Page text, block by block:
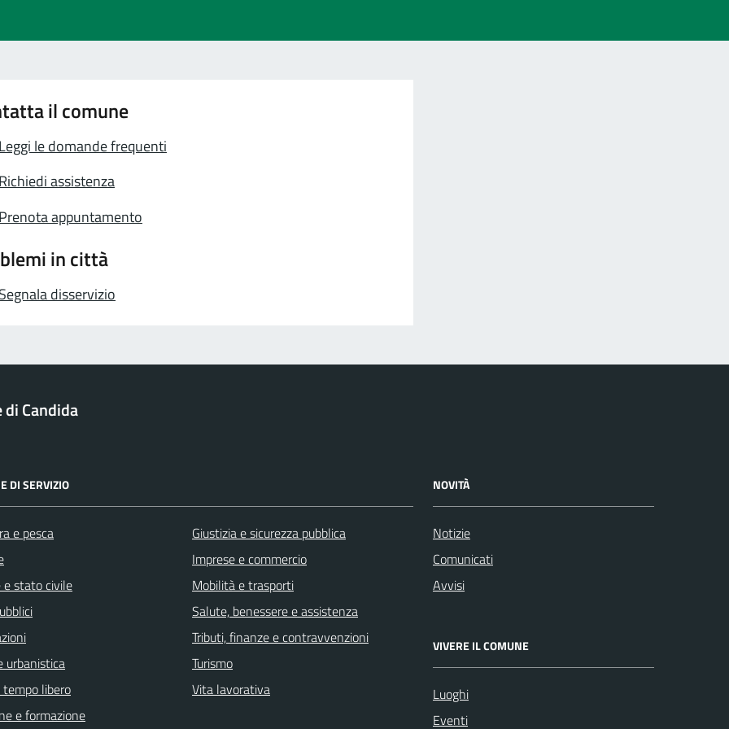
il comune
Leggi le domande frequenti
Richiedi assistenza
Prenota appuntamento
in città
Segnala disservizio
di Candida
DI SERVIZIO
e pesca
e stato civile
urbanistica
libero
e formazione
Giustizia e sicurezza pubblica
Imprese e commercio
Mobilità e trasporti
Salute, benessere e assistenza
Tributi, finanze e contravvenzioni
Turismo
Vita lavorativa
NOVITÀ
Notizie
Comunicati
Avvisi
VIVERE IL COMUNE
Luoghi
Eventi